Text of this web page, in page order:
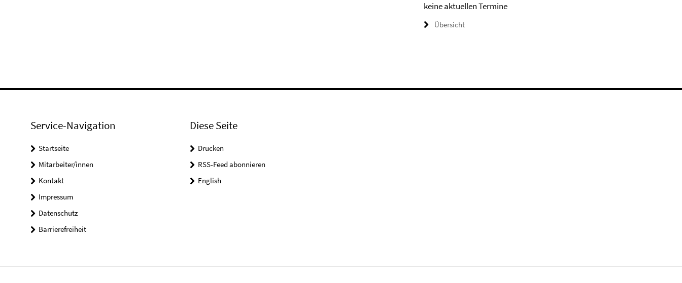
keine aktuellen Termine
Übersicht
Service-Navigation
Startseite
Mitarbeiter/innen
Kontakt
Impressum
Datenschutz
Barrierefreiheit
Diese Seite
Drucken
RSS-Feed abonnieren
English